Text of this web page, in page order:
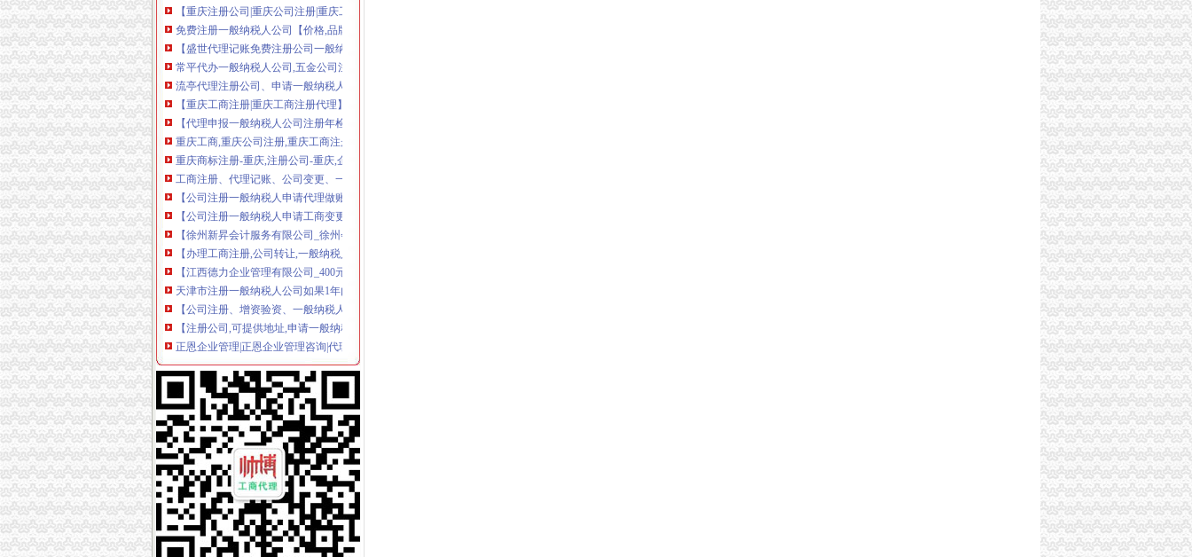
免费注册一般纳税人公司【价格,品牌,供应商】-中国制造网,上海
【盛世代理记账免费注册公司一般纳税人申请】-公司注册-金昌赶集网
常平代办一般纳税人公司,五金公司注册,代办加工厂注册-【公司注
流亭代理注册公司、申请一般纳税人。青岛公司注册今题网
【重庆工商注册|重庆工商注册代理】-重庆去114网
【代理申报一般纳税人公司注册年检增资业务】-商标注册-聊城赶集网
重庆工商,重庆公司注册,重庆工商注册,重庆工商网-重庆千里眼网
重庆商标注册-重庆,注册公司-重庆,企业服务
工商注册、代理记账、公司变更、一般纳税人长春工商年检今题网
【公司注册一般纳税人申请代理做账】-企业变更-丹东赶集网
【公司注册一般纳税人申请工商变更】-公司注册-巢湖赶集网
【徐州新昇会计服务有限公司_徐州会计代帐、代理注册公司一般纳税
【办理工商注册,公司转让,一般纳税人申办,】-公司注册-丹东赶集网
【江西德力企业管理有限公司_400元3天注册公司、一般纳税人、报税
天津市注册一般纳税人公司如果1年内没有业务会被降为小规模纳税-
【公司注册、增资验资、一般纳税人申请、变更】-公司注册-洛赶集网
【注册公司,可提供地址,申请一般纳税人_专业会计公司】-公司注册-
正恩企业管理|正恩企业管理咨询|代理记帐|办理公司注册|纳税人申
重庆市渝北区石船综合贸易总店梅溪商店饮食门市_【信用信息_诉讼信
【丰台工商注册公司一般纳税人提供注册地址】-公司注册-北京赶集网
惠州公司个体等工商注册记账变更一般纳税人】-公司注册-惠州赶集网
【广州市正运财务咨询有限公司_白云工商注册,一般纳税人公司转让
【转让生产质的一般纳税人公司】-公司注册-石家庄赶集网
重庆新办注册公司咨询等价比高的一条龙服务—九龙坡区—渝州路—
【公司注册、代理记账、一般纳税人申请_代理记账,工商注册,申请
【哈尔滨鸿灿会计代理责任有限公司_公司注册、公司变更、一般纳税
【一般纳税人公司转让】-公司注册-郑州赶集网
【公司注册免费申请一般纳税人_工商注册公司注册】-公司注册-菏泽
【公司注册,专业公司注册,申请一般纳税人】-公司注册-东莞赶集网
墅湖高教区注册一般纳税人公司流程及费用-商务服务-久久信息网